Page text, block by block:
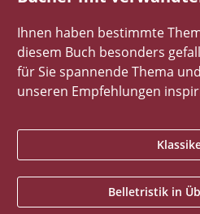
Ihnen haben bestimmte
diesem Buch besonders
für Sie spannende Thema
unseren Empfehlungen
Belletristik in